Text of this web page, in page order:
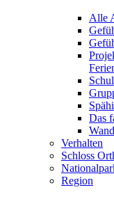
Alle
Das
Verhalten
Schloss
Region